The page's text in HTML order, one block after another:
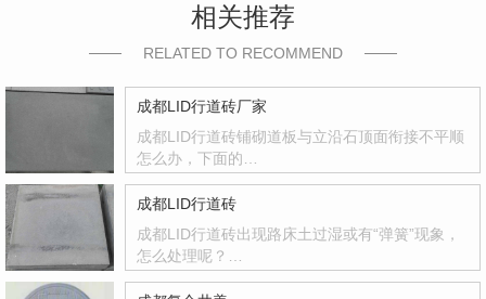
相关推荐
RELATED TO RECOMMEND
成都LID行道砖厂家
成都LID行道砖铺砌道板与立沿石顶面衔接不平顺
怎么办，下面的…
成都LID行道砖
成都LID行道砖出现路床土过湿或有“弹簧”现象，
怎么处理呢？…